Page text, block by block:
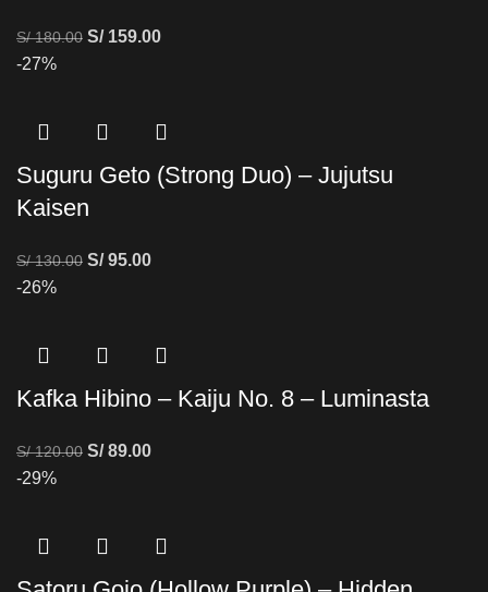
S/180.00 S/159.00
-27%
Suguru Geto (Strong Duo) – Jujutsu
Kaisen
S/130.00 S/95.00
-26%
Kafka Hibino – Kaiju No. 8 – Luminasta
S/120.00 S/89.00
-29%